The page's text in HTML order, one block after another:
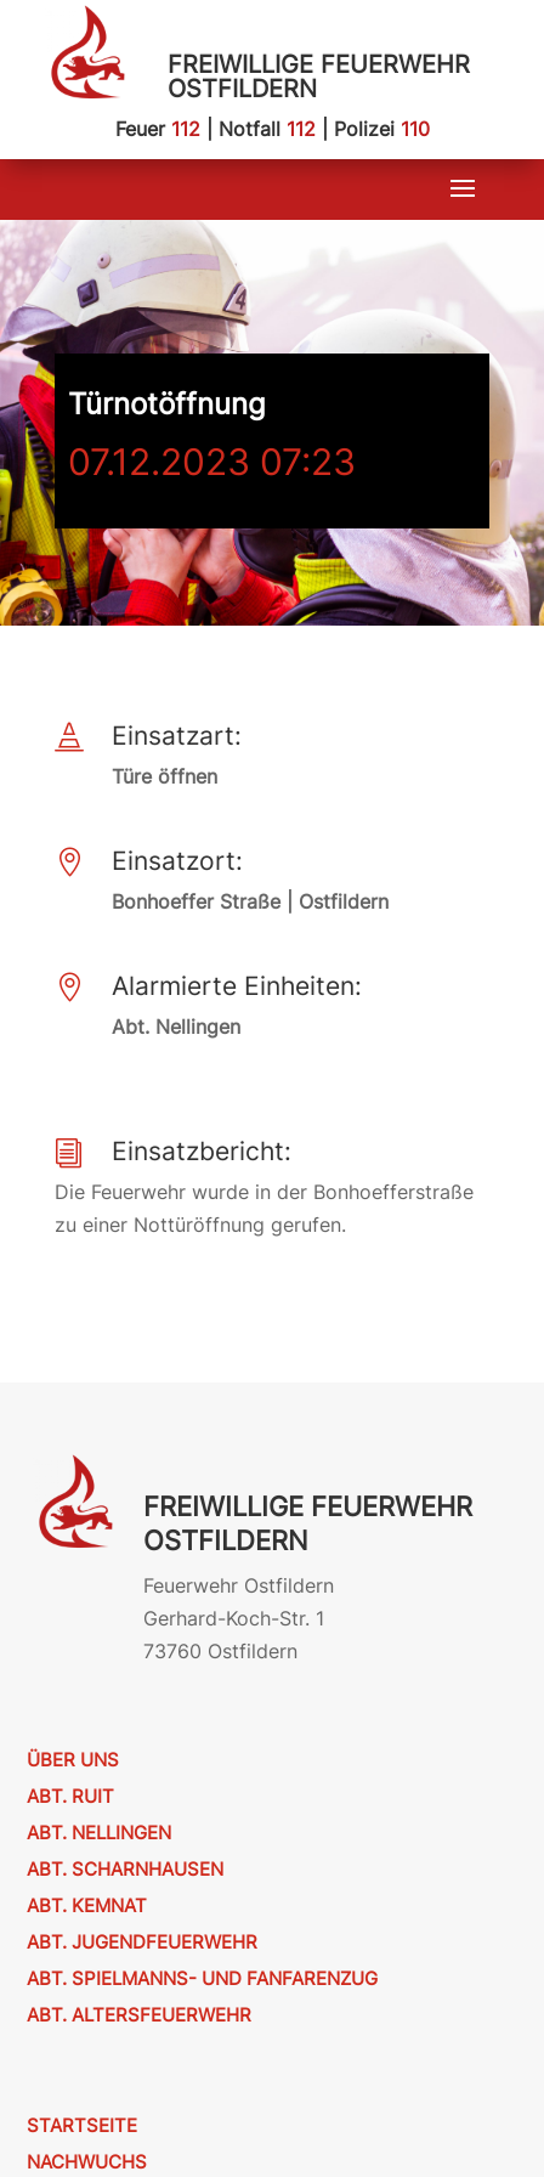
FREIWILLIGE FEUERWEHR
OSTFILDERN
Feuer 112| Notfall 112| Polizei 110
Türnotöffnung
07.12.2023 07:23
 Einsatzart:
Türe öffnen
 Einsatzort:
Bonhoeffer Straße | Ostfildern
 Alarmierte Einheiten:
Abt. Nellingen
i Einsatzbericht:
Die Feuerwehr wurde in der Bonhoefferstraße
zu einer Nottüröffnung gerufen.
FREIWILLIGE FEUERWEHR
OSTFILDERN
Feuerwehr Ostfildern
Gerhard-Koch-Str. 1
73760 Ostfildern
ÜBER UNS
ABT. RUIT
ABT. NELLINGEN
ABT. SCHARNHAUSEN
ABT. KEMNAT
ABT. JUGENDFEUERWEHR
ABT. SPIELMANNS- UND FANFARENZUG
ABT. ALTERSFEUERWEHR
STARTSEITE
NACHWUCHS